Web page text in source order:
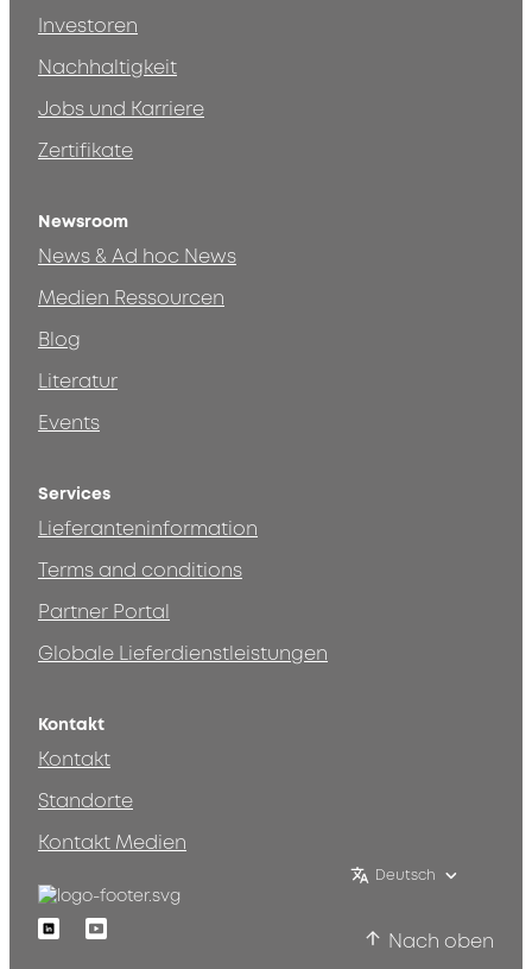
Investoren
Nachhaltigkeit
Jobs und Karriere
Zertifikate
Newsroom
News & Ad hoc News
Medien Ressourcen
Blog
Literatur
Events
Services
Lieferanteninformation
Terms and conditions
Partner Portal
Globale Lieferdienstleistungen
Kontakt
Kontakt
Standorte
Kontakt Medien
Deutsch
LinkedinYoutube
Nach oben